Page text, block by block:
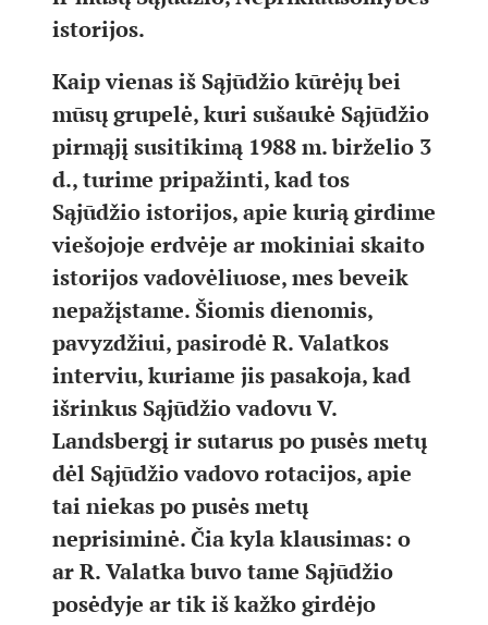
istorijos.
Kaip vienas iš Sąjūdžio kūrėjų bei
mūsų grupelė, kuri sušaukė Sąjūdžio
pirmąjį susitikimą 1988 m. birželio 3
d., turime pripažinti, kad tos
Sąjūdžio istorijos, apie kurią girdime
viešojoje erdvėje ar mokiniai skaito
istorijos vadovėliuose, mes beveik
nepažįstame. Šiomis dienomis,
pavyzdžiui, pasirodė R. Valatkos
interviu, kuriame jis pasakoja, kad
išrinkus Sąjūdžio vadovu V.
Landsbergį ir sutarus po pusės metų
dėl Sąjūdžio vadovo rotacijos, apie
tai niekas po pusės metų
neprisiminė. Čia kyla klausimas: o
ar R. Valatka buvo tame Sąjūdžio
posėdyje ar tik iš kažko girdėjo